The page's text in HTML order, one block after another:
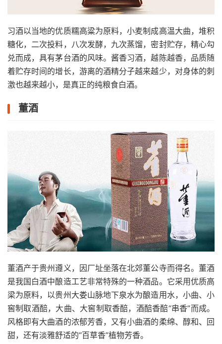
习酒以当地的优质糯高粱为原料，小麦制成高温大曲，堆积
糖化，二次投料，八次发酵，九次蒸馏，密封贮存，精心勾
兑而成，具有茅台酒的风味。酱香习酒，越陈越香，品质随
着贮存时间的增长，游离的酒精分子越来越少，对身体的刺
激也越来越小，是真正的纯粮食白酒。
董酒
董酒产于贵州遵义，因厂址坐落在北郊董公寺而得名。董酒
是我国白酒中酿造工艺非常特殊的一种酒品。它采用优质高
梁为原料，以贵州大娄山脉地下泉水为酿造用水，小曲、小
窖制取酒醅，大曲、大窖制取香醅，酒醅香醅“串香”而成。
风格即有大曲酒的浓郁芳香，又有小曲酒的柔绵、醇和、回
甜，还有淡雅舒适的“百草香”植物芳香。